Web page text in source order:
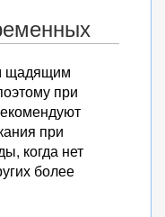
щадящим
при
при
когда нет
более